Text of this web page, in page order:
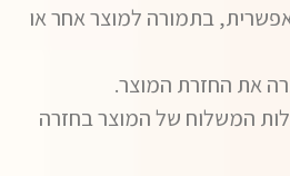
1981, אפשרית, בתמורה למוצר אחר או
את החזרת המוצר.
המשלוח של המוצר בחזרה